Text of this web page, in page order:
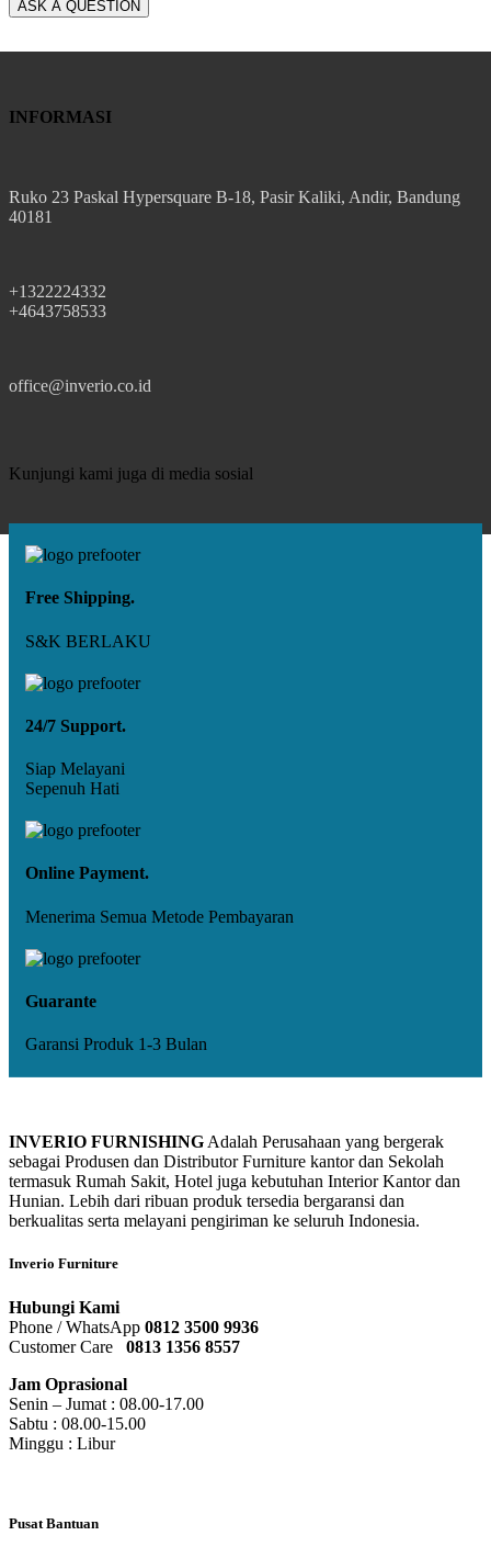
INFORMASI
Ruko 23 Paskal Hypersquare B-18, Pasir Kaliki, Andir, Bandung
40181
+1322224332
+4643758533
office@inverio.co.id
Kunjungi kami juga di media sosial
Free Shipping.
S&K BERLAKU
24/7 Support.
Siap Melayani
Sepenuh Hati
Online Payment.
Menerima Semua Metode Pembayaran
Guarante
Garansi Produk 1-3 Bulan
INVERIO FURNISHING Adalah Perusahaan yang bergerak
sebagai Produsen dan Distributor Furniture kantor dan Sekolah
termasuk Rumah Sakit, Hotel juga kebutuhan Interior Kantor dan
Hunian. Lebih dari ribuan produk tersedia bergaransi dan
berkualitas serta melayani pengiriman ke seluruh Indonesia.
Inverio Furniture
Hubungi Kami
Phone / WhatsApp 0812 3500 9936
Customer Care 0813 1356 8557
Jam Oprasional
Senin – Jumat : 08.00-17.00
Sabtu : 08.00-15.00
Minggu : Libur
Pusat Bantuan